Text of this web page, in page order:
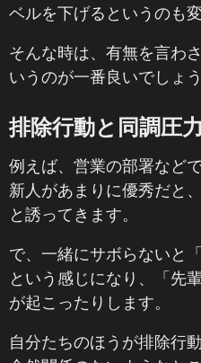
ベルを下げるというのも変
そんな時は、有無を言わ
いうのが一番良いでしょう
排除行動と同調圧力
例えば、営業の部署など
新人があまりに優秀だと
と誘ってきます。
で、一緒にサボらないと
という感じになり、「先
が起こったりします。
自分たちのほうが排除行